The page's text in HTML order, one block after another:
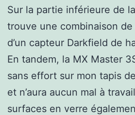
Sur la partie inférieure de
trouve une combinaison
d’un capteur Darkfield de
En tandem, la MX Master
sans effort sur mon tapis
et n’aura aucun mal à
surfaces en verre